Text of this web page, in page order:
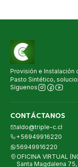
Provisión e Instalación
Pasto Sintético,
Síguenos
CONTÁCTANOS
aldo@triple-c.cl
+56949916220
56949916220
OFICINA VIRTUAL
Santa Magdalena